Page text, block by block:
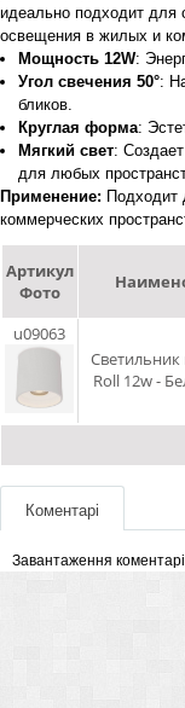
идеально подходит для
освещения в жилых и
Мощность 12W:
Угол свечения 50°:
бликов.
Круглая форма:
Мягкий свет:
для любых
Применение:
коммерческих
Артикул
Фото
u09063
Светильник
Roll 12w -
Коментарі
Завантаження